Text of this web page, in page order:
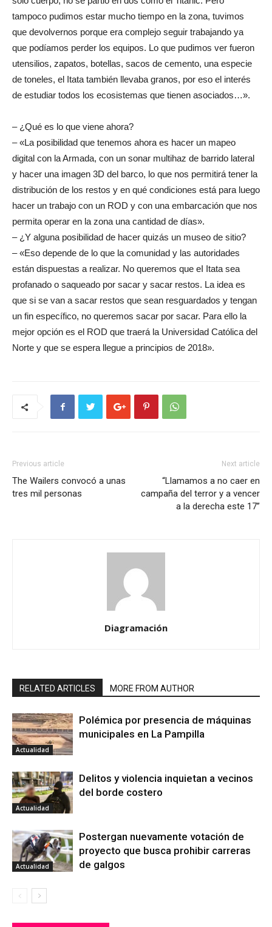
tampoco pudimos estar mucho tiempo en la zona, tuvimos
que devolvernos porque era complejo seguir trabajando ya
que podíamos perder los equipos. Lo que pudimos ver fueron
utensilios, zapatos, botellas, sacos de cemento, una especie
de toneles, el Itata también llevaba granos, por eso el interés
de estudiar todos los ecosistemas que tienen asociados…».
– ¿Qué es lo que viene ahora?
– «La posibilidad que tenemos ahora es hacer un mapeo
digital con la Armada, con un sonar multihaz de barrido lateral
y hacer una imagen 3D del barco, lo que nos permitirá tener la
distribución de los restos y en qué condiciones está para luego
hacer un trabajo con un ROD y con una embarcación que nos
permita operar en la zona una cantidad de días».
– ¿Y alguna posibilidad de hacer quizás un museo de sitio?
– «Eso depende de lo que la comunidad y las autoridades
están dispuestas a realizar. No queremos que eI Itata sea
profanado o saqueado por sacar y sacar restos. La idea es
que si se van a sacar restos que sean resguardados y tengan
un fin específico, no queremos sacar por sacar. Para ello la
mejor opción es el ROD que traerá la Universidad Católica del
Norte y que se espera llegue a principios de 2018».
Previous article
The Wailers convocó a unas
tres mil personas
Next article
“Llamamos a no caer en
campaña del terror y a vencer
a la derecha este 17”
Diagramación
RELATED ARTICLES MORE FROM AUTHOR
Actualidad
Polémica por presencia de máquinas
municipales en La Pampilla
Actualidad
Delitos y violencia inquietan a vecinos
del borde costero
Actualidad
Postergan nuevamente votación de
proyecto que busca prohibir carreras
de galgos